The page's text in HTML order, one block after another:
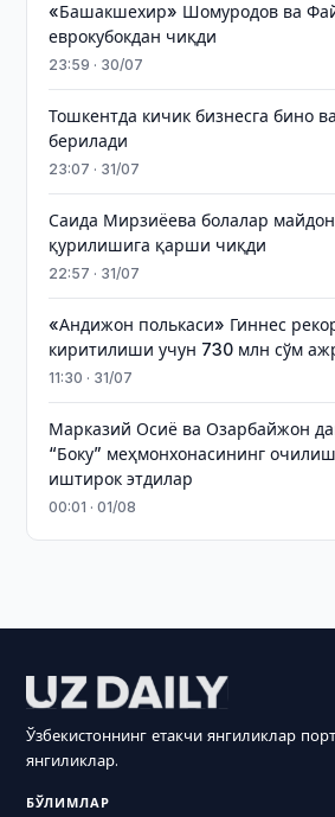
«Башакшехир» Шомуродов ва
еврокубокдан чиқди
23:59 · 30/07
Тошкентда кичик бизнесга бино
берилади
23:07 · 31/07
Саида Мирзиёева болалар
қурилишига қарши чиқди
22:57 · 31/07
«Андижон полькаси» Гиннес
киритилиши учун 730 млн сўм
11:30 · 31/07
Марказий Осиё ва Озарбайжон
“Боку” меҳмонхонасининг
иштирок этдилар
00:01 · 01/08
Ўзбекистоннинг етакчи янгиликлар
янгиликлар.
БЎЛИМЛАР